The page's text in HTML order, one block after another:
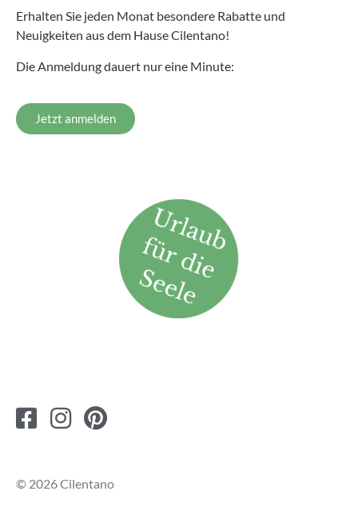
Erhalten Sie jeden Monat besondere Rabatte und
Neuigkeiten aus dem Hause Cilentano!
Die Anmeldung dauert nur eine Minute:
Jetzt anmelden
© 2026 Cilentano